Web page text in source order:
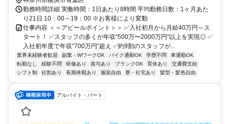
勤務時間詳細 実働時間：1日あたり8時間 平均勤務日数：1ヶ月あた
り21日 10：00～19：00 ※お客様により変動
仕事内容 ＜＜アピールポイント＞＞ ✅入社初月から月給40万円～ス
タート！ ✅スタッフの多くが年収“500万〜2000万円“以上を実現◎ ✅
入社初年度で年収“700万円“超え ✅約9割のスタッフが...
業界未経験者歓迎 副業・WワークOK バイク通勤OK 学歴不問
車通勤OK
転勤なし
経験不問 研修あり 賞与あり ブランクOK 育休あり
交通費支給
シフト制
社割あり 長期休暇あり 服装自由 寮・社宅あり 髪型・髪色自由
アルバイト・パート